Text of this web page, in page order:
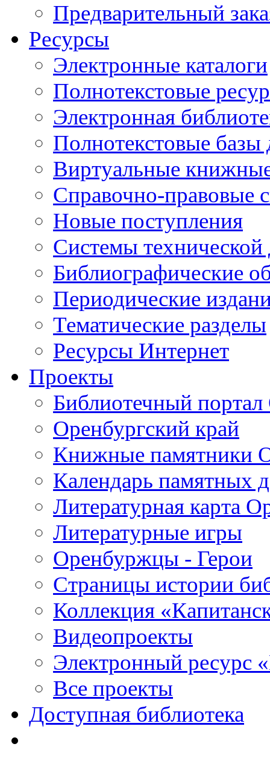
Предварительный
Ресурсы
Электронные каталоги
Полнотекстовые
Электронная
Полнотекстовые
Виртуальные
Справочно-правовые
Новые поступления
Cистемы
Библиографические
Периодические
Тематические разделы
Ресурсы Интернет
Проекты
Библиотечный портал
Оренбургский край
Книжные памятники
Календарь памятных
Литературная карта
Литературные игры
Оренбуржцы - Герои
Страницы истории
Коллекция
Видеопроекты
Электронный ресурс
Все проекты
Доступная библиотека